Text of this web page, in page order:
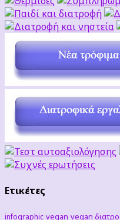
Ετικέτες
infographic vegan vegan